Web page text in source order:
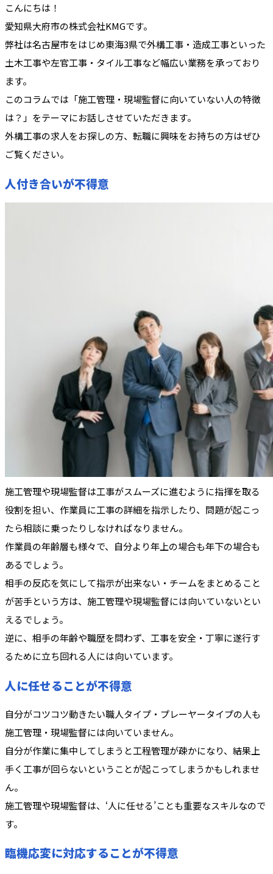
こんにちは！
愛知県大府市の株式会社KMGです。
弊社は名古屋市をはじめ東海3県で外構工事・造成工事といった
土木工事や左官工事・タイル工事など幅広い業務を承っており
ます。
このコラムでは「施工管理・現場監督に向いていない人の特徴
は？」をテーマにお話しさせていただきます。
外構工事の求人をお探しの方、転職に興味をお持ちの方はぜひ
ご覧ください。
人付き合いが不得意
施工管理や現場監督は工事がスムーズに進むように指揮を取る
役割を担い、作業員に工事の詳細を指示したり、問題が起こっ
たら相談に乗ったりしなければなりません。
作業員の年齢層も様々で、自分より年上の場合も年下の場合も
あるでしょう。
相手の反応を気にして指示が出来ない・チームをまとめること
が苦手という方は、施工管理や現場監督には向いていないとい
えるでしょう。
逆に、相手の年齢や職歴を問わず、工事を安全・丁寧に遂行す
るために立ち回れる人には向いています。
人に任せることが不得意
自分がコツコツ動きたい職人タイプ・プレーヤータイプの人も
施工管理・現場監督には向いていません。
自分が作業に集中してしまうと工程管理が疎かになり、結果上
手く工事が回らないということが起こってしまうかもしれませ
ん。
施工管理や現場監督は、‘人に任せる’ことも重要なスキルなので
す。
臨機応変に対応することが不得意